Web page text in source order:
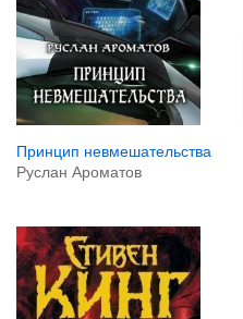
Принцип невмешательства
Руслан Ароматов